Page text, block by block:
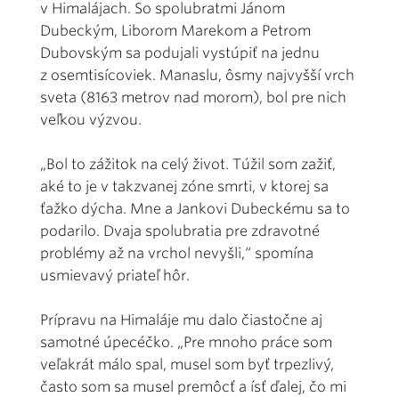
v Himalájach. So spolubratmi Jánom
Dubeckým, Liborom Marekom a Petrom
Dubovským sa podujali vystúpiť na jednu
z osemtisícoviek. Manaslu, ôsmy najvyšší vrch
sveta (8163 metrov nad morom), bol pre nich
veľkou výzvou.
„Bol to zážitok na celý život. Túžil som zažiť,
aké to je v takzvanej zóne smrti, v ktorej sa
ťažko dýcha. Mne a Jankovi Dubeckému sa to
podarilo. Dvaja spolubratia pre zdravotné
problémy až na vrchol nevyšli,“ spomína
usmievavý priateľ hôr.
Prípravu na Himaláje mu dalo čiastočne aj
samotné úpecéčko. „Pre mnoho práce som
veľakrát málo spal, musel som byť trpezlivý,
často som sa musel premôcť a ísť ďalej, čo mi